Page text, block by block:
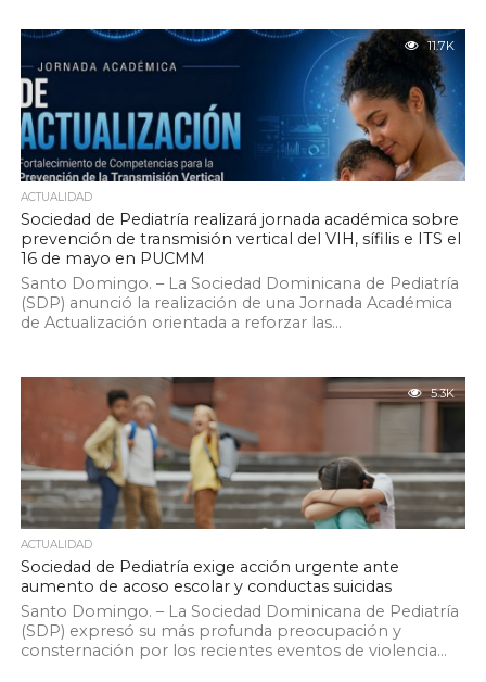
11.7K
ACTUALIDAD
Sociedad de Pediatría realizará jornada académica sobre
prevención de transmisión vertical del VIH, sífilis e ITS el
16 de mayo en PUCMM
Santo Domingo. – La Sociedad Dominicana de Pediatría
(SDP) anunció la realización de una Jornada Académica
de Actualización orientada a reforzar las...
5.3K
ACTUALIDAD
Sociedad de Pediatría exige acción urgente ante
aumento de acoso escolar y conductas suicidas
Santo Domingo. – La Sociedad Dominicana de Pediatría
(SDP) expresó su más profunda preocupación y
consternación por los recientes eventos de violencia...